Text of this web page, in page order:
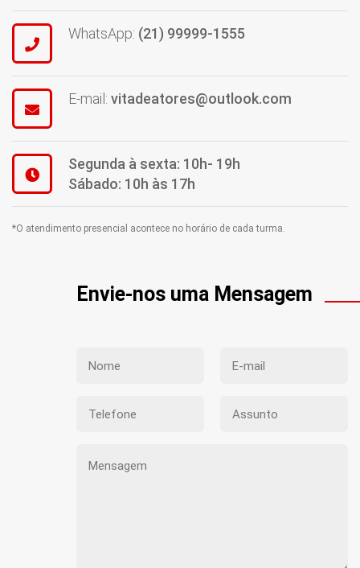
WhatsApp: (21) 99999-1555
E-mail: vitadeatores@outlook.com
Segunda à sexta: 10h- 19h
Sábado: 10h às 17h
*O atendimento presencial acontece no horário de cada turma.
Envie-nos uma Mensagem